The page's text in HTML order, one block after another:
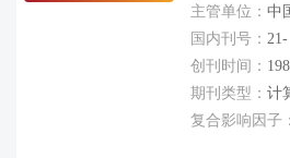
主管单位：中
学院
国内刊号：21-
1106/TP
创刊时间：
期刊类型：计
复合影响因子：